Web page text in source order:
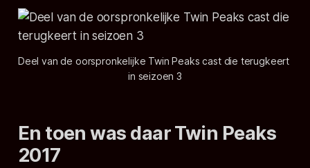
Deel van de oorspronkelijke Twin Peaks cast die terugkeert
in seizoen 3
En toen was daar Twin Peaks
2017